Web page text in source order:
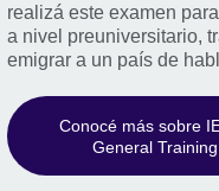
realizá este examen
a nivel preuniversitario,
emigrar a un país de
Conocé más sobre
General Training